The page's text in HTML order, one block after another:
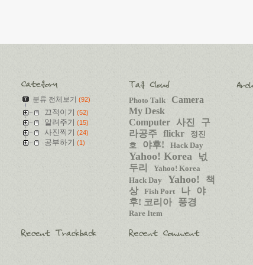
분류 전체보기 (92)
끄적이기 (52)
알려주기 (15)
사진찍기 (24)
공부하기 (1)
Photo Talk
Camera
My Desk
Computer 사진
구
라공주 flickr
정진
호
야후! Hack Day
Yahoo! Korea
넋
두리
Yahoo! Korea
Hack Day
Yahoo!
책
상
Fish Port 나
야
후! 코리아
풍경
Rare Item